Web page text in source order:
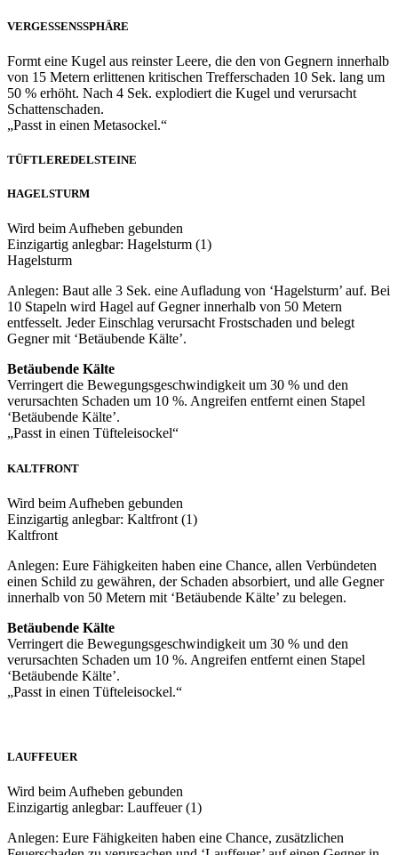
VERGESSENSSPHÄRE
Formt eine Kugel aus reinster Leere, die den von Gegnern innerhalb
von 15 Metern erlittenen kritischen Trefferschaden 10 Sek. lang um
50 % erhöht. Nach 4 Sek. explodiert die Kugel und verursacht
Schattenschaden.
„Passt in einen Metasockel.“
TÜFTLEREDELSTEINE
HAGELSTURM
Wird beim Aufheben gebunden
Einzigartig anlegbar: Hagelsturm (1)
Hagelsturm
Anlegen: Baut alle 3 Sek. eine Aufladung von ‘Hagelsturm’ auf. Bei
10 Stapeln wird Hagel auf Gegner innerhalb von 50 Metern
entfesselt. Jeder Einschlag verursacht Frostschaden und belegt
Gegner mit ‘Betäubende Kälte’.
Betäubende Kälte
Verringert die Bewegungsgeschwindigkeit um 30 % und den
verursachten Schaden um 10 %. Angreifen entfernt einen Stapel
‘Betäubende Kälte’.
„Passt in einen Tüfteleisockel“
KALTFRONT
Wird beim Aufheben gebunden
Einzigartig anlegbar: Kaltfront (1)
Kaltfront
Anlegen: Eure Fähigkeiten haben eine Chance, allen Verbündeten
einen Schild zu gewähren, der Schaden absorbiert, und alle Gegner
innerhalb von 50 Metern mit ‘Betäubende Kälte’ zu belegen.
Betäubende Kälte
Verringert die Bewegungsgeschwindigkeit um 30 % und den
verursachten Schaden um 10 %. Angreifen entfernt einen Stapel
‘Betäubende Kälte’.
„Passt in einen Tüfteleisockel.“
LAUFFEUER
Wird beim Aufheben gebunden
Einzigartig anlegbar: Lauffeuer (1)
Anlegen: Eure Fähigkeiten haben eine Chance, zusätzlichen